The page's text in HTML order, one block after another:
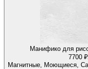
Манифико для
7700